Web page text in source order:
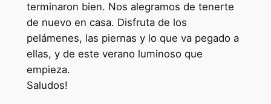
terminaron bien. Nos alegramos de tenerte
de nuevo en casa. Disfruta de los
pelámenes, las piernas y lo que va pegado a
ellas, y de este verano luminoso que
empieza.
Saludos!